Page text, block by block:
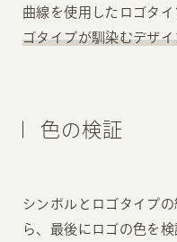
曲線を使用したロゴタ
ゴタイプが馴染むデザ
色の検証
シンボルとロゴタイプ
ら、最後にロゴの色を